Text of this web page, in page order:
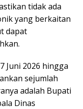
tidak ada
yang berkaitan
dapat
Juni 2026 hingga
sejumlah
adalah Bupati
Dinas